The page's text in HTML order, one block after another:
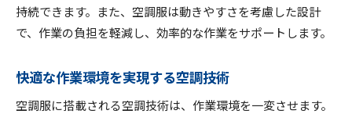
素材やデザインで選ぶ空調服
自分に合った空調服の見つけ方
価格帯から見る空調服の選び方
人気ブランドの空調服を比較検討
持続できます。また、空調服は動きやすさを考慮した設計
で、作業の負担を軽減し、効率的な作業をサポートします。
快適な作業環境を実現する空調技術
空調服に搭載される空調技術は、作業環境を一変させます。